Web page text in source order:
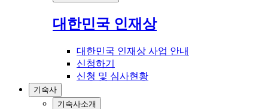
대한민국 인재상
대한민국 인재상 사업 안내
신청하기
신청 및 심사현황
기숙사
기숙사소개